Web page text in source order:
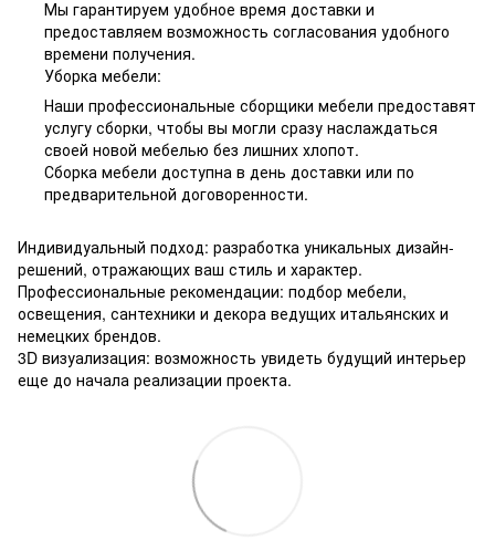
Мы гарантируем удобное время доставки и
предоставляем возможность согласования удобного
времени получения.
Уборка мебели:
Наши профессиональные сборщики мебели предоставят
услугу сборки, чтобы вы могли сразу наслаждаться
своей новой мебелью без лишних хлопот.
Сборка мебели доступна в день доставки или по
предварительной договоренности.
Индивидуальный подход: разработка уникальных дизайн-
решений, отражающих ваш стиль и характер.
Профессиональные рекомендации: подбор мебели,
освещения, сантехники и декора ведущих итальянских и
немецких брендов.
3D визуализация: возможность увидеть будущий интерьер
еще до начала реализации проекта.